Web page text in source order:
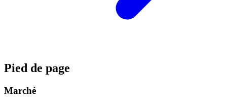
Pied de page
Marché